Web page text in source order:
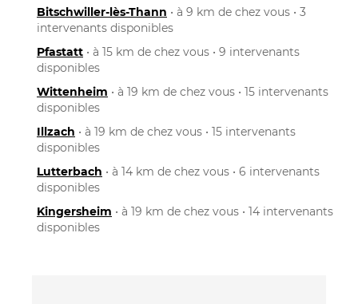
Bitschwiller-lès-Thann • à 9 km de chez vous • 3
intervenants disponibles
Pfastatt • à 15 km de chez vous • 9 intervenants
disponibles
Wittenheim • à 19 km de chez vous • 15 intervenants
disponibles
Illzach • à 19 km de chez vous • 15 intervenants
disponibles
Lutterbach • à 14 km de chez vous • 6 intervenants
disponibles
Kingersheim • à 19 km de chez vous • 14 intervenants
disponibles